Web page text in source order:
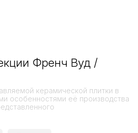
Френч Вуд /
керамической плитки в
особенностями её производства